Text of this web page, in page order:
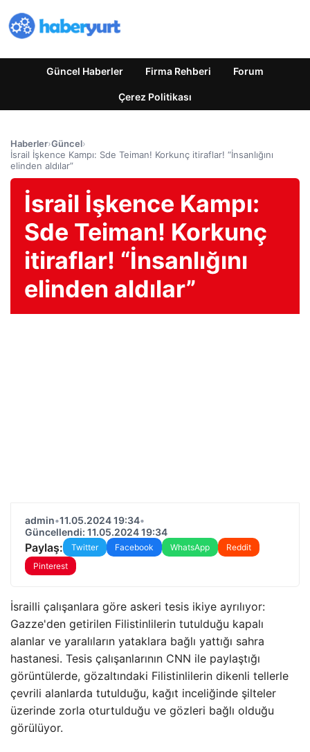
Güncel Haberler Firma Rehberi Forum
Çerez Politikası
Haberler›Güncel›
İsrail İşkence Kampı: Sde Teiman! Korkunç itiraflar! “İnsanlığını
elinden aldılar”
İsrail İşkence Kampı:
Sde Teiman! Korkunç
itiraflar! “İnsanlığını
elinden aldılar”
admin•11.05.2024 19:34•
Güncellendi: 11.05.2024 19:34
Paylaş: Twitter Facebook WhatsApp
Reddit
Pinterest
İsrailli çalışanlara göre askeri tesis ikiye ayrılıyor:
Gazze'den getirilen Filistinlilerin tutulduğu kapalı
alanlar ve yaralıların yataklara bağlı yattığı sahra
hastanesi. Tesis çalışanlarının CNN ile paylaştığı
görüntülerde, gözaltındaki Filistinlilerin dikenli tellerle
çevrili alanlarda tutulduğu, kağıt inceliğinde şilteler
üzerinde zorla oturtulduğu ve gözleri bağlı olduğu
görülüyor.